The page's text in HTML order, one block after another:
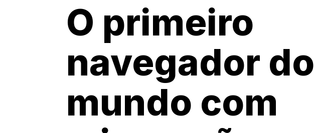
O primeiro
navegador do
mundo com